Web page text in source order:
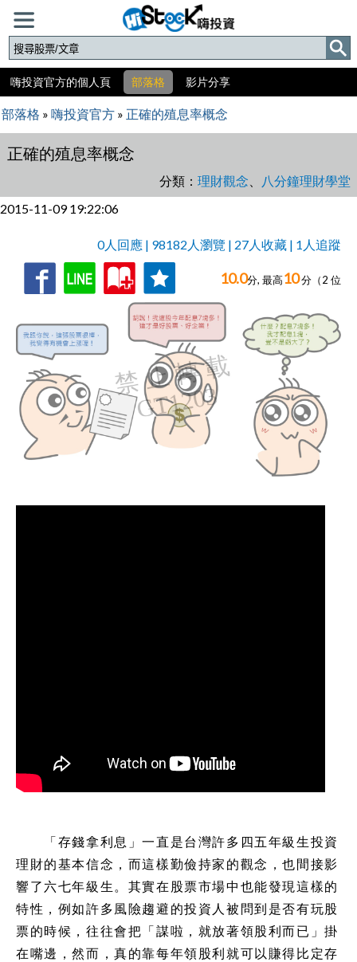
嗨投資官方的個人頁 部落格 影片分享
部落格 » 嗨投資官方 » 正確的殖息率概念
正確的殖息率概念
分類： 理財觀念
八分鐘理財學堂
2015-11-09 19:22:06
0人回應 | 98182人瀏覽 | 27人收藏 | 1人追蹤
收 追
蹤
10.0分, 最高10分（2 位
評分）
「存錢拿利息」一直是台灣許多四五年級生投資
理財的基本信念，而這樣勤儉持家的觀念，也間接影
響了六七年級生。其實在股票市場中也能發現這樣的
特性，例如許多風險趨避的投資人被問到是否有玩股
票的時候，往往會把「謀啦，就放著領股利而已」掛
在嘴邊，然而，真的靠每年領股利就可以賺得比定存